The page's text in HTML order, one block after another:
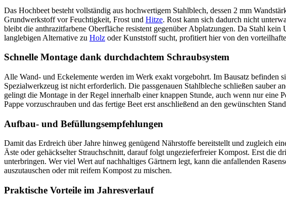
Das Hochbeet besteht vollständig aus hochwertigem Stahlblech, dessen 2 mm
Grundwerkstoff vor Feuchtigkeit, Frost und Hitze. Rost kann sich dadurch nicht
bleibt die anthrazitfarbene Oberfläche resistent gegenüber Abplatzungen. Da Stahl kein
langlebigen Alternative zu Holz oder Kunststoff sucht, profitiert hier von den
Schnelle Montage dank durchdachtem Schraubsystem
Alle Wand- und Eckelemente werden im Werk exakt vorgebohrt. Im Bausatz
Spezialwerkzeug ist nicht erforderlich. Die passgenauen Stahlbleche schließen sauber
gelingt die Montage in der Regel innerhalb einer knappen Stunde, auch wenn nur eine
Pappe vorzuschrauben und das fertige Beet erst anschließend an den gewünschten
Aufbau- und Befüllungsempfehlungen
Damit das Erdreich über Jahre hinweg genügend Nährstoffe bereitstellt und zugleich
Äste oder gehäckselter Strauchschnitt, darauf folgt ungezieferfreier Kompost. Erst die
unterbringen. Wer viel Wert auf nachhaltiges Gärtnern legt, kann die anfallenden
auszutauschen oder mit reifem Kompost zu mischen.
Praktische Vorteile im Jahresverlauf